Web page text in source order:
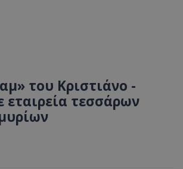
του Κριστιάνο -
εταιρεία τεσσάρων